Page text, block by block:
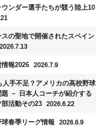
ンダー選手たちが競う陸上10
の聖地で開催されたスペイン
2026.7.13
報2026 2026.7.9
人手不足？アメリカの高校野球
－ 日本人コーチが紹介する
活動その23
2026.6.22
春季リーグ情報 2026.6.9